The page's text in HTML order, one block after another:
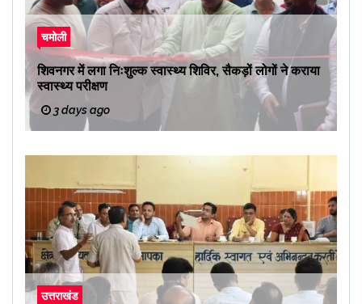
चमोली
शिवनगर में लगा निःशुल्क स्वास्थ्य शिविर, सैकड़ों लोगों ने कराया
स्वास्थ्य परीक्षण
3 days ago
उत्तराखंड